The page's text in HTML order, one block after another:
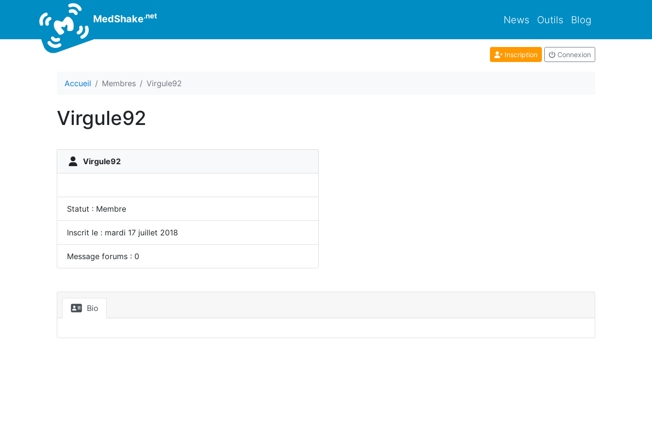
MedShake.net News Outils Blog
Inscription Connexion
Accueil Membres Virgule92
Virgule92
Virgule92
Statut : Membre
Inscrit le : mardi 17 juillet 2018
Message forums : 0
Bio